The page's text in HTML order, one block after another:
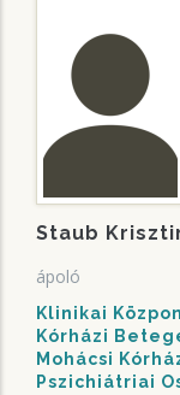
Staub
ápoló
Klinikai
Kórházi
Mohácsi
Pszichiátriai